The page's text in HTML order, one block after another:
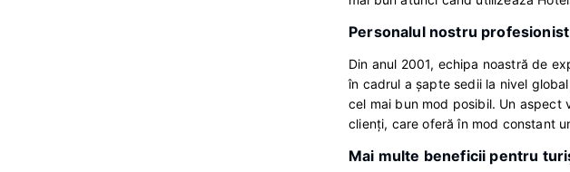
Personalul nostru profesionist
Din anul 2001, echipa noastră de
în cadrul a şapte sedii la nivel
cel mai bun mod posibil. Un aspect
clienţi, care oferă în mod constant
Mai multe beneficii pentru